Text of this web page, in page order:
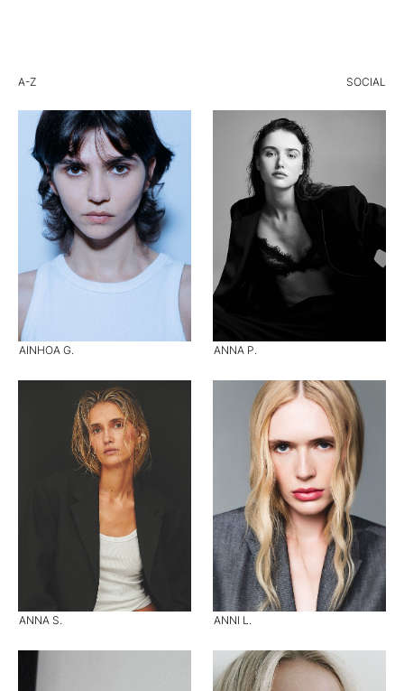
A-Z SOCIAL
AINHOA G. ANNA P.
ANNA S. ANNI L.